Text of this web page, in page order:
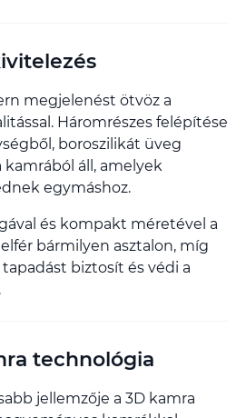
megjelenést ötvöz a
Háromrészes felépítése
boroszilikát üveg
áll, amelyek
egymáshoz.
és kompakt méretével a
bármilyen asztalon, míg
biztosít és védi a
technológia
jellemzője a 3D kamra